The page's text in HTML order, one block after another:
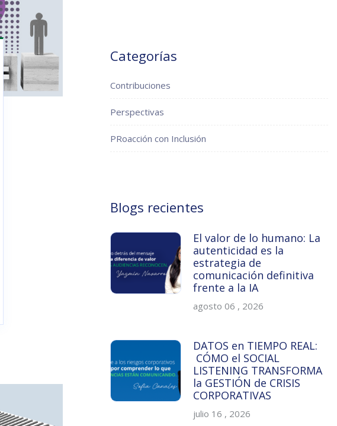
Categorías
Contribuciones
Perspectivas
PRoacción con Inclusión
Blogs recientes
El valor de lo humano: La
autenticidad es la
estrategia de
comunicación definitiva
frente a la IA
agosto 06 , 2026
DATOS en TIEMPO REAL:
CÓMO el SOCIAL
LISTENING TRANSFORMA
la GESTIÓN de CRISIS
CORPORATIVAS
julio 16 , 2026